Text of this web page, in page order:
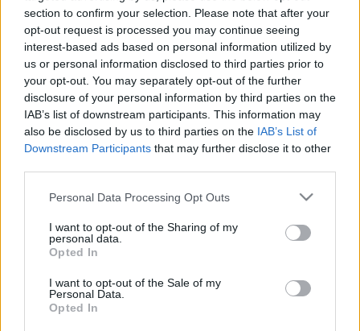
section to confirm your selection. Please note that after your
opt-out request is processed you may continue seeing
interest-based ads based on personal information utilized by
us or personal information disclosed to third parties prior to
your opt-out. You may separately opt-out of the further
disclosure of your personal information by third parties on the
IAB’s list of downstream participants. This information may
also be disclosed by us to third parties on the IAB’s List of
Downstream Participants that may further disclose it to other
Please note that this website/app uses one or more Google
not limited to your visit or usage behaviour. You may click to
grant or deny consent to Google and its third-party tags to
use your data for below specified purposes in below Google
consent section.
Personal Data Processing Opt Outs
I want to opt-out of the Sharing of my
personal data.
Opted In
I want to opt-out of the Sale of my
Personal Data.
Opted In
2014. december 03.
A Peter Pan Live! szereplőgárdája pontosan tudja,
hogy a nézők bizonyos hányada csak azért nézi meg
az előadást az NBC-n, mert gyűlöli. Pontosan.